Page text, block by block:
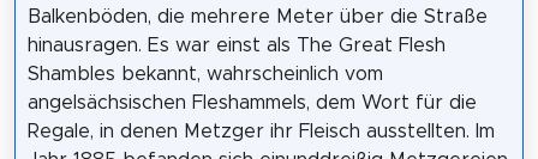
Balkenböden, die mehrere Meter über die Straße
hinausragen. Es war einst als The Great Flesh
Shambles bekannt, wahrscheinlich vom
angelsächsischen Fleshammels, dem Wort für die
Regale, in denen Metzger ihr Fleisch ausstellten. Im